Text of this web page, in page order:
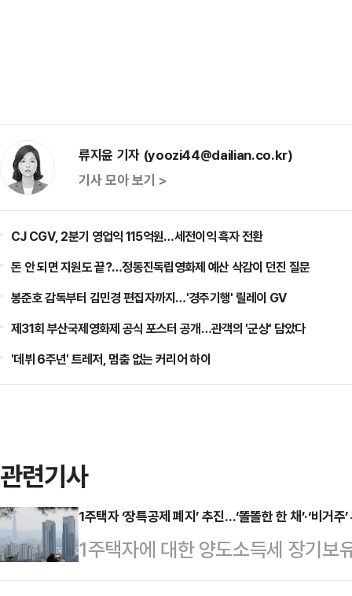
류지윤 기자 (yoozi44@dailian.co.kr)
기사 모아 보기 >
CJ CGV, 2분기 영업익 115억원…세전이익 흑자 전환
돈 안 되면 지원도 끝?…정동진독립영화제 예산 삭감이 던진 질문
봉준호 감독부터 김민경 편집자까지…'경주기행' 릴레이 GV
제31회 부산국제영화제 공식 포스터 공개…관객의 '군상' 담았다
'데뷔 6주년' 트레저, 멈춤 없는 커리어 하이
관련기사
1주택자 ‘장특공제 폐지’ 추진…‘똘똘한 한 채’·‘비거주
1주택자에 대한 양도소득세 장기보
하는 방안이 정부와 여권을 중심으